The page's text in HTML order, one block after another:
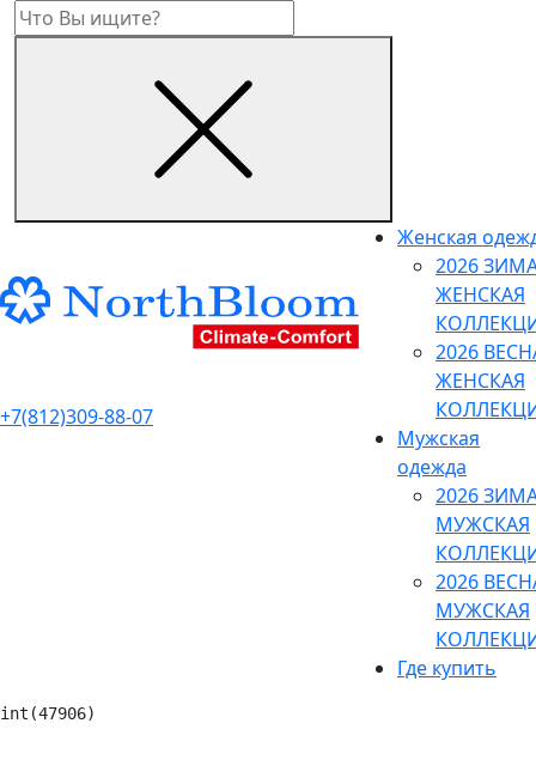
+7(812)309-88-07
Женская
2026
ЖЕНСКАЯ
2026
ЖЕНСКАЯ
Мужская
одежда
2026
МУЖСКАЯ
2026
МУЖСКАЯ
Где купить